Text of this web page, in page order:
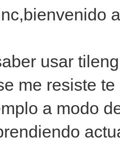
usar
me resiste
a modo